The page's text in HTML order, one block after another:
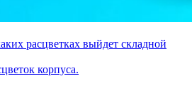
расцветках выйдет складной
корпуса.